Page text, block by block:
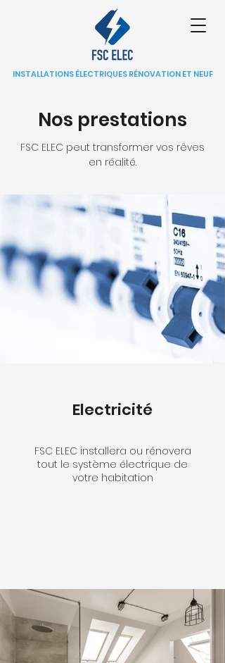
INSTALLATIONS ÉLECTRIQUES RÉNOVATION ET NEUF
Nos prestations
FSC ELEC peut transformer vos rêves
en réalité.
Electricité
FSC ELEC installera ou rénovera
tout le système électrique de
votre habitation